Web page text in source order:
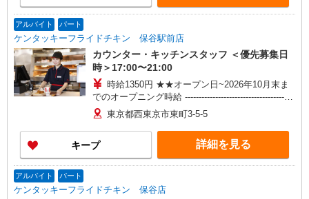
アルバイト パート
ケンタッキーフライドチキン 保谷駅前店
カウンター・キッチンスタッフ ＜優先募集日
時＞17:00〜21:00
時給1350円 ★★オープン日~2026年10月末ま
でのオープニング時給 ----------------------------------------
-- 採用からオープン日前日まで/2026年11月から
一般時給1250円、高校生1250円
東京都西東京市東町3-5-5
キープ 詳細を見る
アルバイト パート
ケンタッキーフライドチキン 保谷店